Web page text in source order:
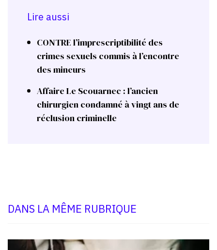
Lire aussi
CONTRE l’imprescriptibilité des
crimes sexuels commis à l’encontre
des mineurs
Affaire Le Scouarnec : l’ancien
chirurgien condamné à vingt ans de
réclusion criminelle
DANS LA MÊME RUBRIQUE